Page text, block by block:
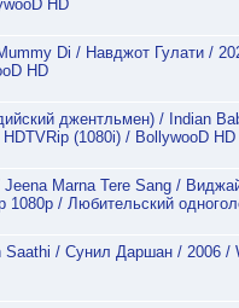
HD
Di / Навджот Гулати /
HD
джентльмен) / Indian
(1080i) / BollywooD HD
Marna Tere Sang /
1080p / Любительский
Saathi / Сунил Даршан / 2006 /